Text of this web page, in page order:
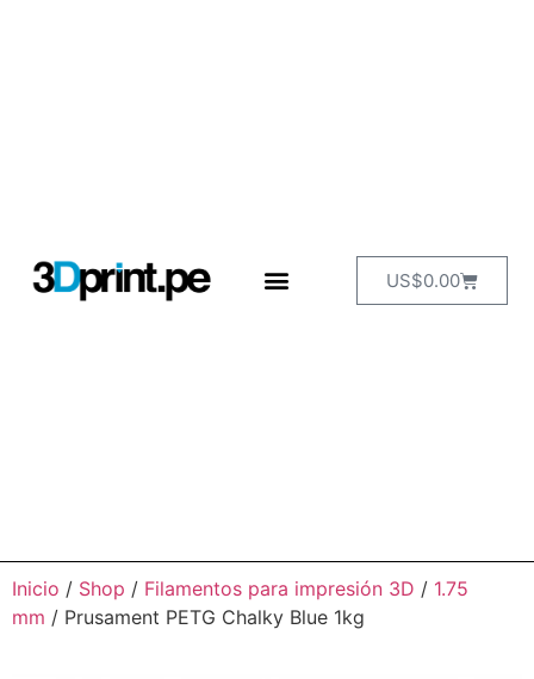
US$0.00
Inicio / Shop / Filamentos para impresión 3D / 1.75
mm / Prusament PETG Chalky Blue 1kg